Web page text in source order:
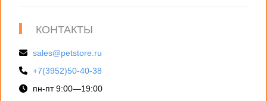
КОНТАКТЫ
sales@petstore.ru
+7(3952)50-40-38
пн-пт 9:00—19:00